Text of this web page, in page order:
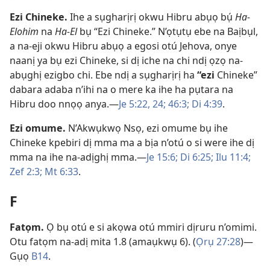
Ezi Chineke. Ihe a sụgharịrị okwu Hibru abụọ bụ́ Ha-
Elohim na Ha-Elbụ “Ezi Chineke.” N’ọtụtụ ebe na Baịbụl,
a na-eji okwu Hibru abụọ a egosi otú Jehova, onye
naanị ya bụ ezi Chineke, si dị iche na chi ndị ọzọ na-
abụghị ezigbo chi. Ebe ndị a sụgharịrị ha “ezi Chineke”
dabara adaba n’ihi na o mere ka ihe ha pụtara na
Hibru doo nnọọ anya.​—Je 5:​22, 24; 46:3; Di 4:​39.
Ezi omume. N’Akwụkwọ Nsọ, ezi omume bụ ihe
Chineke kpebiri dị mma ma a bịa n’otú o si were ihe dị
mma na ihe na-adịghị mma.​—Je 15:6; Di 6:​25; Ilu 11:4;
Zef 2:3; Mt 6:​33.
F
Fatọm. Ọ bụ otú e si akọwa otú mmiri dịruru n’omimi.
Otu fatọm na-adị mita 1.8 (amaụkwụ 6). (Ọrụ 27:28)​—
Gụọ B14.